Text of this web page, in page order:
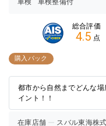
総合評価
4.5 点
購入パック
都市から自然までどんな
イント！！
在庫店舗 スバル東海株